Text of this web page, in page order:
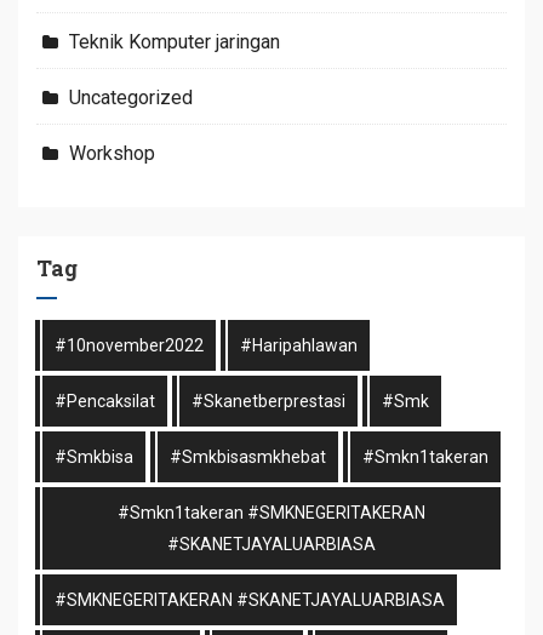
Teknik Komputer jaringan
Uncategorized
Workshop
Tag
#10november2022 #haripahlawan
#pencaksilat #skanetberprestasi #smk
#smkbisa #smkbisasmkhebat #smkn1takeran
#smkn1takeran #SMKNEGERITAKERAN
#SKANETJAYALUARBIASA
#SMKNEGERITAKERAN #SKANETJAYALUARBIASA